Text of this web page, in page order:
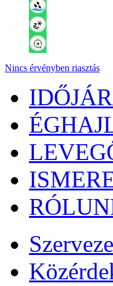
Nincs érvényben riasztás